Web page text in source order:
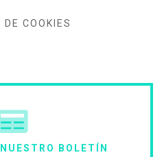
COOKIES
BOLETÍN